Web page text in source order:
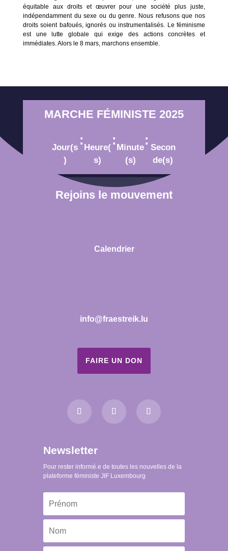
équitable aux droits et œuvrer pour une société plus juste,
indépendamment du sexe ou du genre. Nous refusons que nos
droits soient bafoués, ignorés ou instrumentalisés. Le féminisme
est une lutte globale qui exige des actions concrètes et
immédiates. Alors le 8 mars, marchons ensemble.
MARCHE FÉMINISTE 2025
Jour(s
)
:
Heure(
s)
:
Minute
(s)
:
Secon
de(s)
Rejoins le mouvement
Calendrier
info@fraestreik.lu
FAIRE UN DON
Newsletter
Pour rester informé.e de toutes les nouvelles de la
plateforme féministe JIF Luxembourg